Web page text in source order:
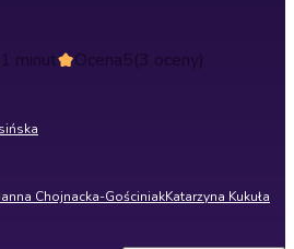
minut Ocena5(3 oceny)
Chojnacka-GościniakKatarzyna Kukuła